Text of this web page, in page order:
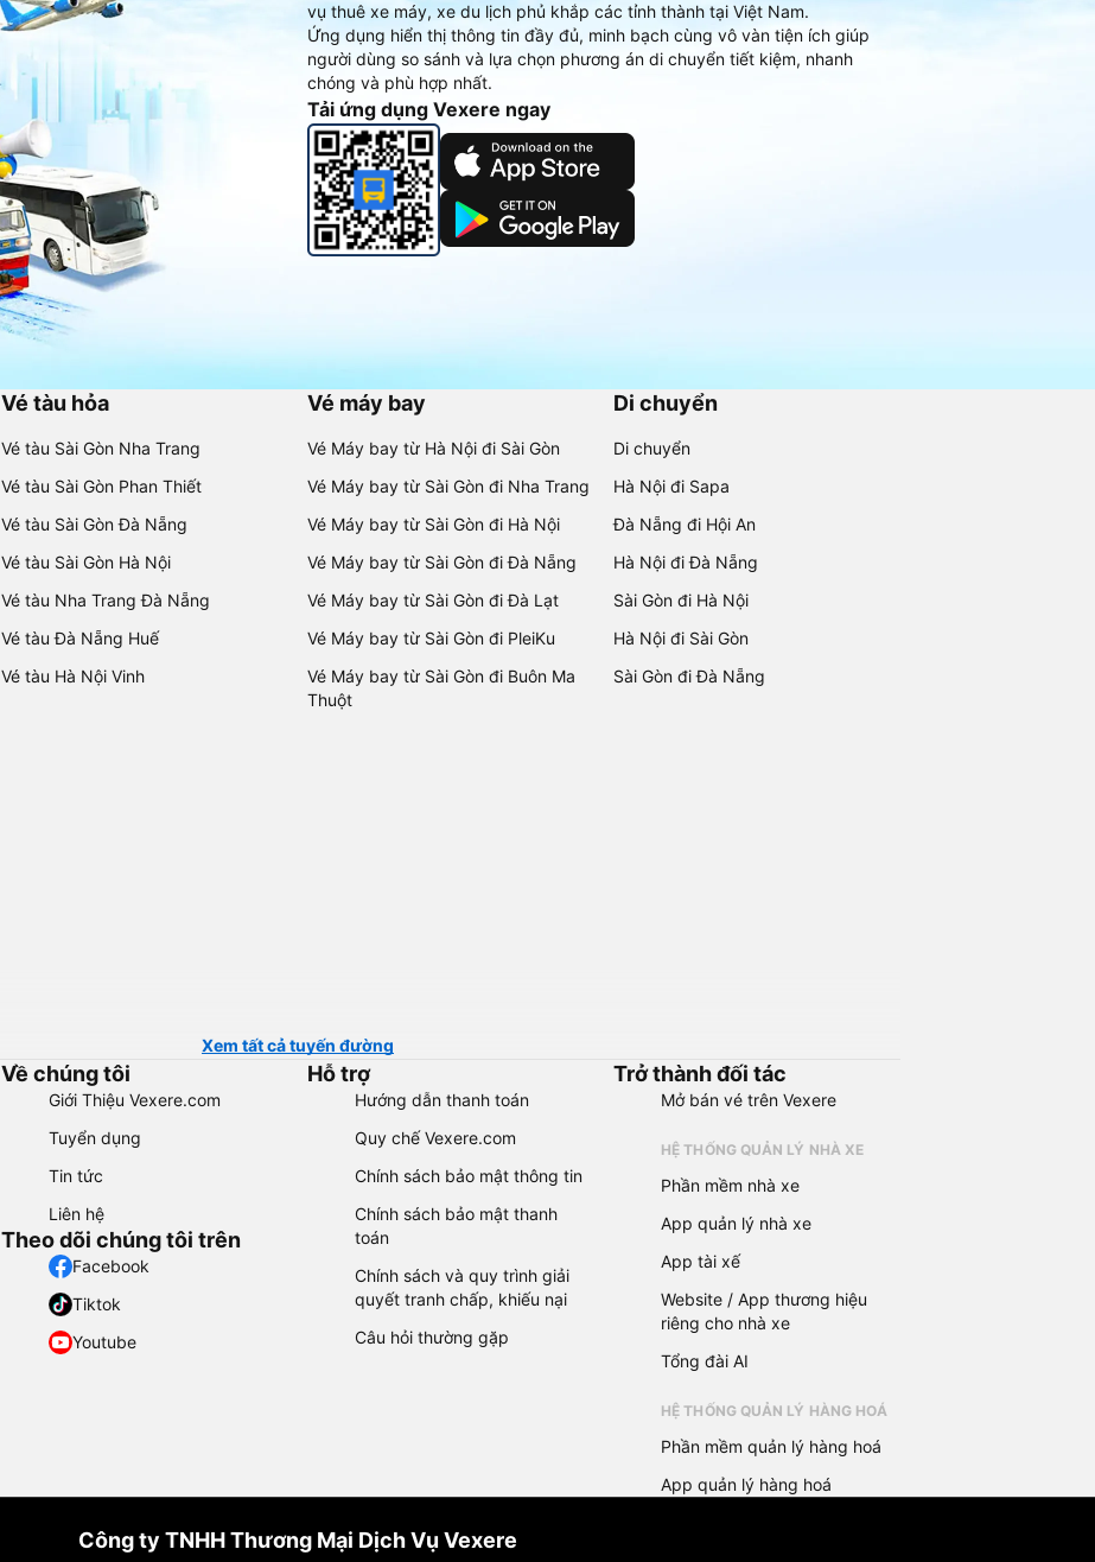
vụ thuê xe máy, xe du lịch phủ khắp các tỉnh thành tại Việt Nam.
Ứng dụng hiển thị thông tin đầy đủ, minh bạch cùng vô vàn tiện ích giúp
người dùng so sánh và lựa chọn phương án di chuyển tiết kiệm, nhanh
chóng và phù hợp nhất.
Tải ứng dụng Vexere ngay
Vé tàu hỏa
Vé tàu Sài Gòn Nha Trang
Vé tàu Sài Gòn Phan Thiết
Vé tàu Sài Gòn Đà Nẵng
Vé tàu Sài Gòn Hà Nội
Vé tàu Nha Trang Đà Nẵng
Vé tàu Đà Nẵng Huế
Vé tàu Hà Nội Vinh
Vé máy bay
Vé Máy bay từ Hà Nội đi Sài Gòn
Vé Máy bay từ Sài Gòn đi Nha Trang
Vé Máy bay từ Sài Gòn đi Hà Nội
Vé Máy bay từ Sài Gòn đi Đà Nẵng
Vé Máy bay từ Sài Gòn đi Đà Lạt
Vé Máy bay từ Sài Gòn đi PleiKu
Vé Máy bay từ Sài Gòn đi Buôn Ma
Thuột
Di chuyển
Di chuyển
Hà Nội đi Sapa
Đà Nẵng đi Hội An
Hà Nội đi Đà Nẵng
Sài Gòn đi Hà Nội
Hà Nội đi Sài Gòn
Sài Gòn đi Đà Nẵng
Xem tất cả tuyến đường
Về chúng tôi
Giới Thiệu Vexere.com
Tuyển dụng
Tin tức
Liên hệ
Theo dõi chúng tôi trên
Facebook
Tiktok
Youtube
Hỗ trợ
Hướng dẫn thanh toán
Quy chế Vexere.com
Chính sách bảo mật thông tin
Chính sách bảo mật thanh
toán
Chính sách và quy trình giải
quyết tranh chấp, khiếu nại
Câu hỏi thường gặp
Trở thành đối tác
Mở bán vé trên Vexere
HỆ THỐNG QUẢN LÝ NHÀ XE
Phần mềm nhà xe
App quản lý nhà xe
App tài xế
Website / App thương hiệu
riêng cho nhà xe
Tổng đài AI
HỆ THỐNG QUẢN LÝ HÀNG HOÁ
Phần mềm quản lý hàng hoá
App quản lý hàng hoá
Công ty TNHH Thương Mại Dịch Vụ Vexere